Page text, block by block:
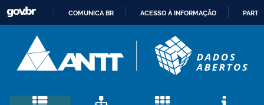
CONTEÚDO
COMUNICA BR ACESSO À INFORMAÇÃO